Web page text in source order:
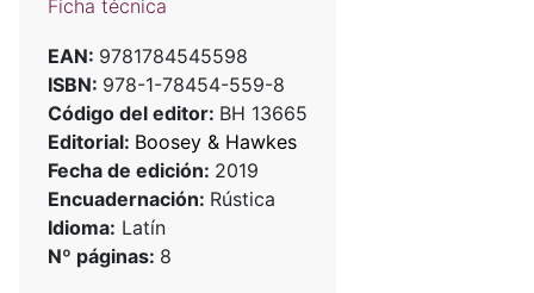
Ficha técnica
EAN: 9781784545598
ISBN: 978-1-78454-559-8
Código del editor: BH 13665
Editorial: Boosey & Hawkes
Fecha de edición: 2019
Encuadernación: Rústica
Idioma: Latín
Nº páginas: 8